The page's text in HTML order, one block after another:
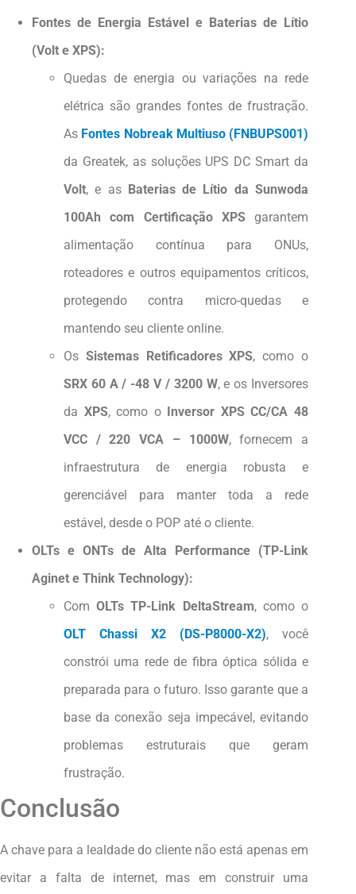
Fontes de Energia Estável e Baterias de Lítio
(Volt e XPS):
Quedas de energia ou variações na rede
elétrica são grandes fontes de frustração.
As Fontes Nobreak Multiuso (FNBUPS001)
da Greatek, as soluções UPS DC Smart da
Volt, e as Baterias de Lítio da Sunwoda
100Ah com Certificação XPSgarantem
alimentação contínua para ONUs,
roteadores e outros equipamentos críticos,
protegendo contra micro-quedas e
mantendo seu cliente online.
Os Sistemas Retificadores XPS, como o
SRX 60 A / -48 V / 3200 W, e os Inversores
da XPS, como o Inversor XPS CC/CA 48
VCC / 220 VCA – 1000W, fornecem a
infraestrutura de energia robusta e
gerenciável para manter toda a rede
estável, desde o POP até o cliente.
OLTs e ONTs de Alta Performance (TP-Link
Aginet e Think Technology):
ComOLTs TP-Link DeltaStream, como o
OLT Chassi X2 (DS-P8000-X2), você
constrói uma rede de fibra óptica sólida e
preparada para o futuro. Isso garante que a
base da conexão seja impecável, evitando
problemas estruturais que geram
frustração.
Conclusão
A chave para a lealdade do cliente não está apenas em
evitar a falta de internet, mas em construir uma